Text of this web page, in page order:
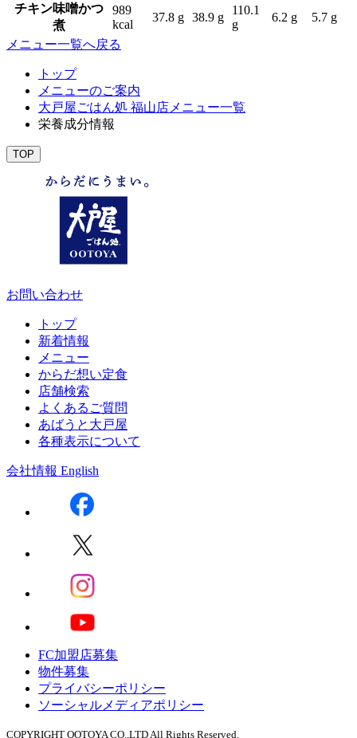
チキン味噌かつ
煮
989
kcal
37.8 g 38.9 g
110.1
g
6.2 g
5.7 g
メニュー一覧へ戻る
トップ
メニューのご案内
大戸屋ごはん処 福山店メニュー一覧
栄養成分情報
TOP
お問い合わせ
トップ
新着情報
メニュー
からだ想い定食
店舗検索
よくあるご質問
あばうと大戸屋
各種表示について
会社情報 English
FC加盟店募集
物件募集
プライバシーポリシー
ソーシャルメディアポリシー
COPYRIGHT OOTOYA CO.,LTD All Rights Reserved.